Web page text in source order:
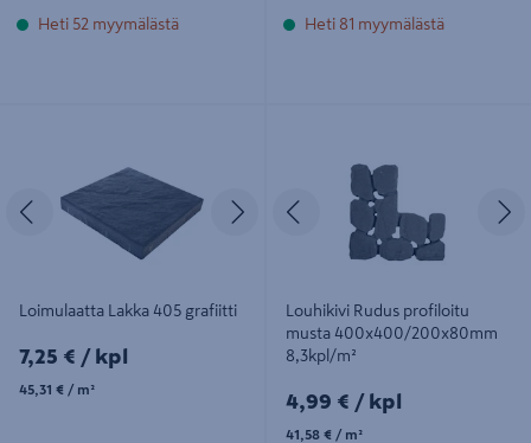
Heti 52 myymälästä Heti 81 myymälästä
Edellinen Seuraava
Loimulaatta Lakka 405 grafiitti
7,25€/kpl
7,25 € / kpl
45,31€/m²
45,31 € / m²
Edellinen
Louhikivi Rudus profiloitu
musta 400x400/200x80mm
8,3kpl/m²
4,99€/kpl
4,99 € / kpl
41,58€/m²
41,58 € / m²